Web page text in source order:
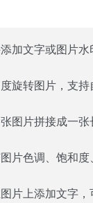
添加文字或图片
旋转图片，支持
张图片拼接成一
片色调、饱和度
图片上添加文字